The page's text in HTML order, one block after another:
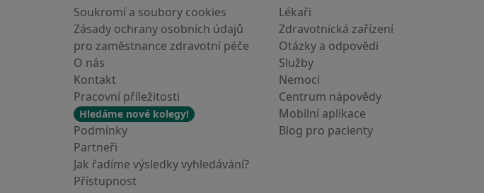
Soukromí a soubory cookies
Zásady ochrany osobních údajů
pro zaměstnance zdravotní péče
O nás
Kontakt
Pracovní příležitosti
Hledáme nové kolegy!
Podmínky
Partneři
Jak řadíme výsledky vyhledávání?
Přístupnost
Lékaři
Zdravotnická zařízení
Otázky a odpovědi
Služby
Nemoci
Centrum nápovědy
Mobilní aplikace
Blog pro pacienty